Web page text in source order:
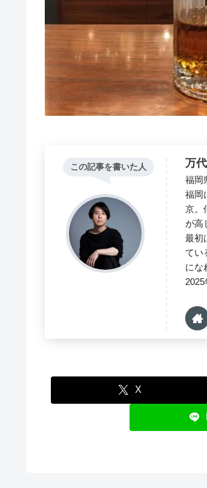
この記事を書いた人 万
福岡
福岡
京。
が高
最初
てい
にな
2025
X